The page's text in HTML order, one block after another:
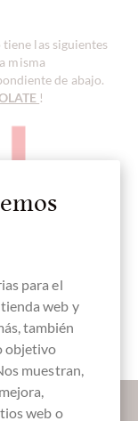
las siguientes
misma
de abajo.
!
Barras de
chocolate
entrada:
para el
web y
también
objetivo
muestran,
web o